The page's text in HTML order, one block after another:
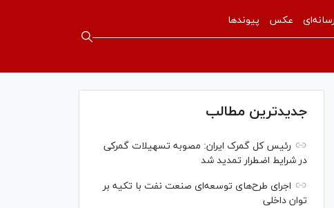
عکس پیوندها
جدیدترین مطالب
رئیس کل گمرک ایران: مصوبه تسهیلات گمرکی
در شرایط اضطرار تمدید شد
اجرای طرح‌های توسعه‌ای صنعت نفت با تکیه بر
توان داخلی